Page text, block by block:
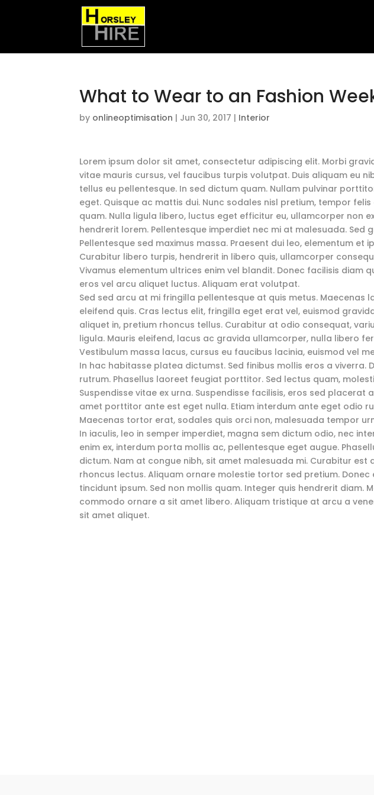
What to Wear to an Fashion
by onlineoptimisation | Jun 30, 2017 | Interior
Lorem ipsum dolor sit amet, consectetur adipiscing elit. Morbi
vitae mauris cursus, vel faucibus turpis volutpat. Duis aliquam eu
tellus eu pellentesque. In sed dictum quam. Nullam pulvinar
eget. Quisque ac mattis dui. Nunc sodales nisl pretium, tempor
quam. Nulla ligula libero, luctus eget efficitur eu, ullamcorper non
hendrerit lorem. Pellentesque imperdiet nec mi at malesuada. Sed
Pellentesque sed maximus massa. Praesent dui leo, elementum et
Curabitur libero turpis, hendrerit in libero quis, ullamcorper
Vivamus elementum ultrices enim vel blandit. Donec facilisis diam
eros vel arcu aliquet luctus. Aliquam erat volutpat.
Sed sed arcu at mi fringilla pellentesque at quis metus. Maecenas
eleifend quis. Cras lectus elit, fringilla eget erat vel, euismod
aliquet in, pretium rhoncus tellus. Curabitur at odio consequat,
ligula. Mauris eleifend, lacus ac gravida ullamcorper, nulla libero
Vestibulum massa lacus, cursus eu faucibus lacinia, euismod vel
In hac habitasse platea dictumst. Sed finibus mollis eros a viverra.
rutrum. Phasellus laoreet feugiat porttitor. Sed lectus quam,
Suspendisse vitae ex urna. Suspendisse facilisis, eros sed placerat
amet porttitor ante est eget nulla. Etiam interdum ante eget odio
Maecenas tortor erat, sodales quis orci non, malesuada tempor
In iaculis, leo in semper imperdiet, magna sem dictum odio, nec
enim ex, interdum porta mollis ac, pellentesque eget augue.
dictum. Nam at congue nibh, sit amet malesuada mi. Curabitur est
rhoncus lectus. Aliquam ornare molestie tortor sed pretium. Donec
tincidunt ipsum. Sed non mollis quam. Integer quis hendrerit diam.
commodo ornare a sit amet libero. Aliquam tristique at arcu a
sit amet aliquet.